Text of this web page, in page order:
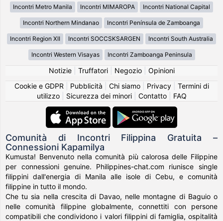
Incontri Metro Manila Incontri MIMAROPA Incontri National Capital
Incontri Northern Mindanao Incontri Península de Zamboanga
Incontri Region XII Incontri SOCCSKSARGEN Incontri South Australia
Incontri Western Visayas Incontri Zamboanga Peninsula
Notizie| Truffatori| Negozio| Opinioni
Cookie e GDPR
Pubblicità Chi siamo| Privacy| Termini di
utilizzo| Sicurezza dei minori| Contatto| FAQ
Comunità di Incontri Filippina Gratuita –
Connessioni Kapamilya
Kumusta! Benvenuto nella comunità più calorosa delle Filippine
per connessioni genuine. Philippines-chat.com riunisce single
filippini dall'energia di Manila alle isole di Cebu, e comunità
filippine in tutto il mondo.
Che tu sia nella crescita di Davao, nelle montagne di Baguio o
nelle comunità filippine globalmente, connettiti con persone
compatibili che condividono i valori filippini di famiglia, ospitalità